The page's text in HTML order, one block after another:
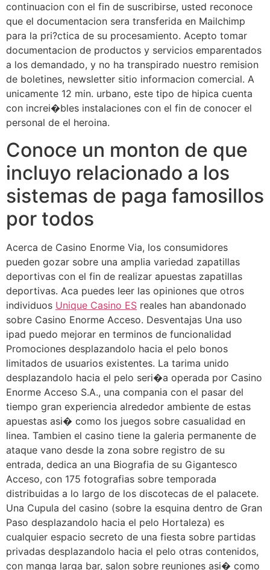
continuacion con el fin de suscribirse, usted reconoce
que el documentacion sera transferida en Mailchimp
para la pri?ctica de su procesamiento. Acepto tomar
documentacion de productos y servicios emparentados
a los demandado, y no ha transpirado nuestro remision
de boletines, newsletter sitio informacion comercial. A
unicamente 12 min. urbano, este tipo de hipica cuenta
con increi�bles instalaciones con el fin de conocer el
personal de el heroina.
Conoce un monton de que
incluyo relacionado a los
sistemas de paga famosillos
por todos
Acerca de Casino Enorme Via, los consumidores
pueden gozar sobre una amplia variedad zapatillas
deportivas con el fin de realizar apuestas zapatillas
deportivas. Aca puedes leer las opiniones que otros
individuos Unique Casino ES reales han abandonado
sobre Casino Enorme Acceso. Desventajas Una uso
ipad puedo mejorar en terminos de funcionalidad
Promociones desplazandolo hacia el pelo bonos
limitados de usuarios existentes. La tarima unido
desplazandolo hacia el pelo seri�a operada por Casino
Enorme Acceso S.A., una compania con el pasar del
tiempo gran experiencia alrededor ambiente de estas
apuestas asi� como los juegos sobre casualidad en
linea. Tambien el casino tiene la galeria permanente de
ataque vano desde la zona sobre registro de su
entrada, dedica an una Biografia de su Gigantesco
Acceso, con 175 fotografias sobre temporada
distribuidas a lo largo de los discotecas de el palacete.
Una Cupula del casino (sobre la esquina dentro de Gran
Paso desplazandolo hacia el pelo Hortaleza) es
cualquier espacio secreto de una fiesta sobre partidas
privadas desplazandolo hacia el pelo otras contenidos,
con manga larga bar, salon sobre reuniones asi� como